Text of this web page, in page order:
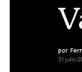
por
31 julio